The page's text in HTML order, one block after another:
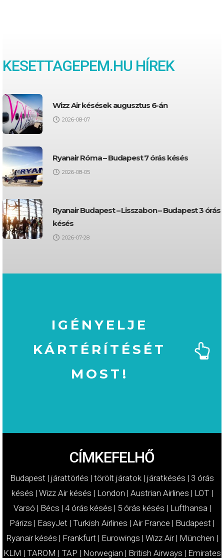
KESETTAGEPEM.HU HÍREK
Wizz Air késések augusztus 6-án
2026-08-07
Ryanair Róma – Budapest 7 órás késés
2026-08-05
Ryanair Budapest – Lisszabon – Budapest 3 órás
késés
2026-07-28
IGÉNYELJE
KÁRTÉRÍTÉSÉT
MOST!
CÍMKEFELHŐ
Budapest | járattörlés | törölt járatok | járatkésés | 3 órás
késés | Wizz Air késés | London | Austrian Airlines | LOT|
Varsó | Bécs | 4 órás késés | 5 órás késés | Lufthansa |
Párizs | EasyJet | Turkish Airlines | Air France | Budapest |
Ryanair késés | Frankfurt | Eurowings | Wizz Air| München |
KLM | TAROM | TAP | Norwegian | British Airways | Emirates